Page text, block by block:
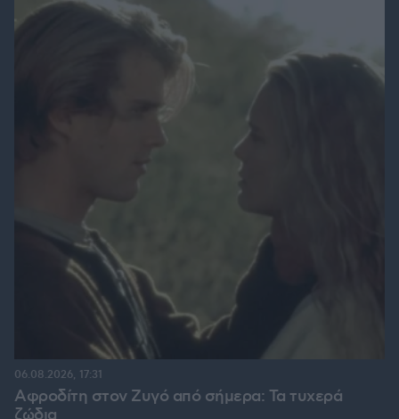
Αφροδίτη στον Ζυγό από σήμερα: Τα τυχερά
06.08.2026, 17:31